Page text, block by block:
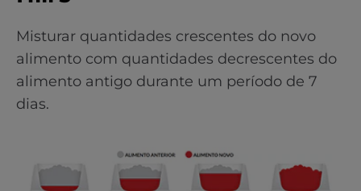
Misturar quantidades crescentes do novo
alimento com quantidades decrescentes do
alimento antigo durante um período de 7
dias.